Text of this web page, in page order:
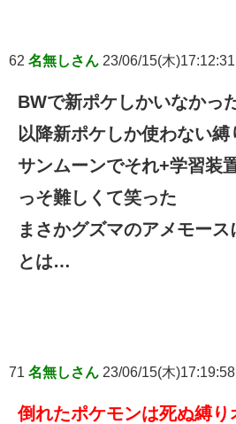
62 名無しさん 23/06/15(木)17:12:31
BWで新ポケしかいなかっ
以降新ポケしか使わない縛
サンムーンでそれ+学習装
っそ難しくて笑った
まさかグズマのアメモー
とは…
71 名無しさん 23/06/15(木)17:19:58
倒れたポケモンは死ぬ縛